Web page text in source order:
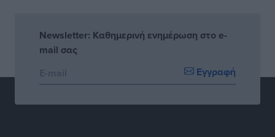
Newsletter: Καθημερινή ενημέρωση στο e-
mail σας
Εγγραφή